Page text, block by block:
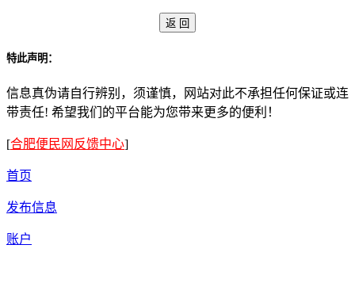
特此声明：
信息真伪请自行辨别，须谨慎，网站对此不承担任何保证或连
带责任! 希望我们的平台能为您带来更多的便利！
[合肥便民网反馈中心]
首页
发布信息
账户